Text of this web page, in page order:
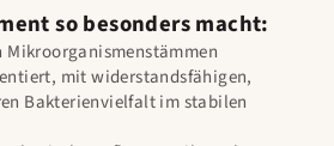
so besonders macht:
Mikroorganismenstämmen
mit widerstandsfähigen,
Bakterienvielfalt im stabilen